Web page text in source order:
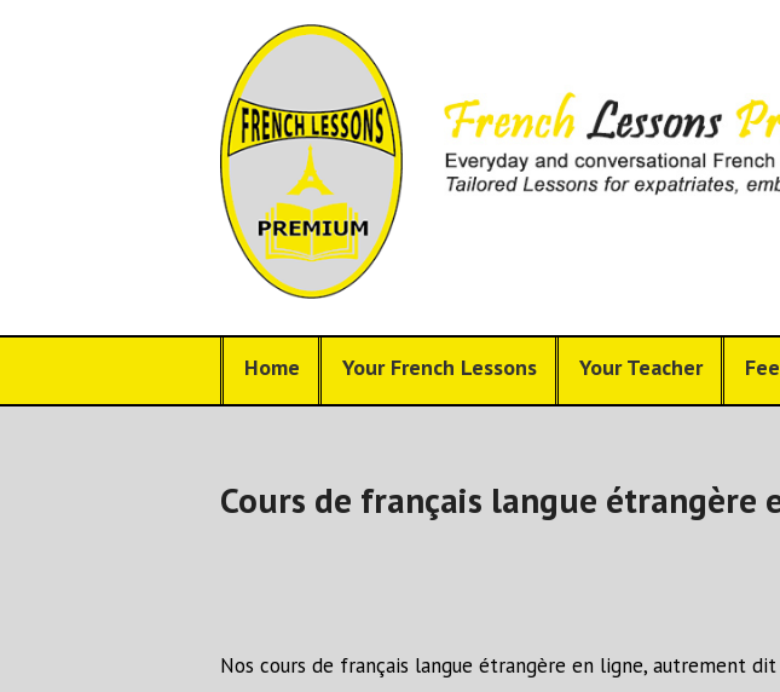
Home Your French Lessons Your Teacher
Cours de français langue étrangère
Nos cours de français langue étrangère en ligne, autrement